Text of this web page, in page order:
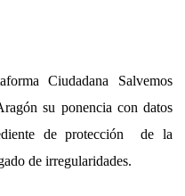
Ciudadana Salvemos
su ponencia con datos
de protección de la
de irregularidades.